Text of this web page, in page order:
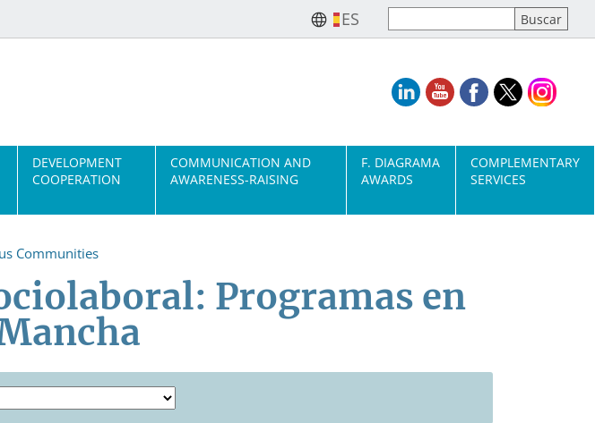
ES
DEVELOPMENT
COOPERATION
COMMUNICATION AND
AWARENESS-RAISING
F. DIAGRAMA
AWARDS
COMPLEMENTARY
SERVICES
Communities
Programas en